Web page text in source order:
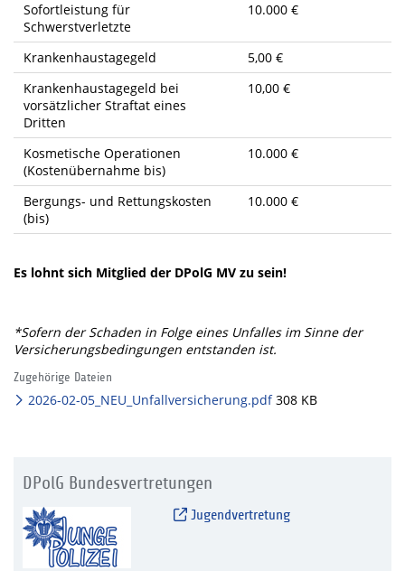
Sofortleistung für
Schwerstverletzte
10.000 €
Krankenhaustagegeld
5,00 €
Krankenhaustagegeld bei
vorsätzlicher Straftat eines
Dritten
10,00 €
Kosmetische Operationen
(Kostenübernahme bis)
10.000 €
Bergungs- und Rettungskosten
(bis)
10.000 €
Es lohnt sich Mitglied der DPolG MV zu sein!
*Sofern der Schaden in Folge eines Unfalles im Sinne der
Versicherungsbedingungen entstanden ist.
Zugehörige Dateien
2026-02-05_NEU_Unfallversicherung.pdf308 KB
DPolG Bundesvertretungen
Jugendvertretung